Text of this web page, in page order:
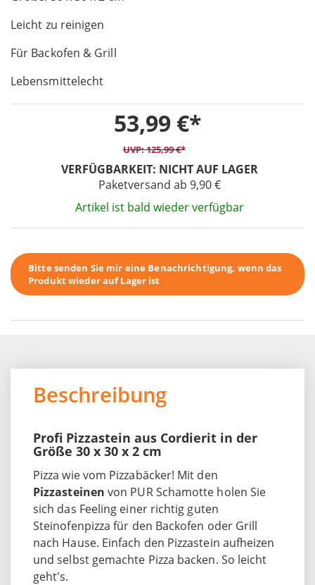
Leicht zu reinigen
Für Backofen & Grill
Lebensmittelecht
VERFÜGBARKEIT: NICHT AUF LAGER
Paketversand ab 9,90 €
Artikel ist bald wieder verfügbar
53,99 €
125,99 €
Bitte senden Sie mir eine Benachrichtigung, wenn das
Produkt wieder auf Lager ist
the
images
gallery
Beschreibung
Profi Pizzastein aus Cordierit in der
Größe 30 x 30 x 2 cm
Pizza wie vom Pizzabäcker! Mit den
Pizzasteinen von PUR Schamotte holen Sie
sich das Feeling einer richtig guten
Steinofenpizza für den Backofen oder Grill
nach Hause. Einfach den Pizzastein aufheizen
und selbst gemachte Pizza backen. So leicht
geht's.